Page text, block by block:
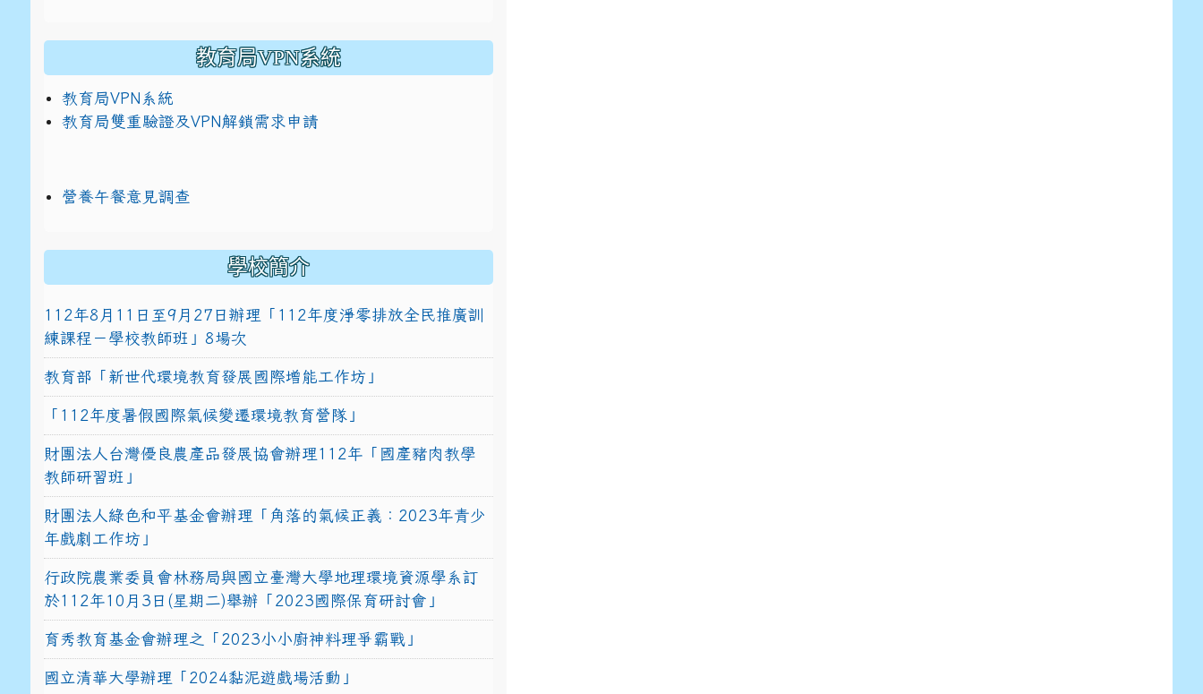
教育局VPN系統
教育局VPN系統
教育局雙重驗證及VPN解鎖需求申請
營養午餐意見調查
學校簡介
112年8月11日至9月27日辦理「112年度淨零排放全民推廣訓
練課程－學校教師班」8場次
教育部「新世代環境教育發展國際增能工作坊」
「112年度暑假國際氣候變遷環境教育營隊」
財團法人台灣優良農產品發展協會辦理112年「國產豬肉教學
教師研習班」
財團法人綠色和平基金會辦理「角落的氣候正義：2023年青少
年戲劇工作坊」
行政院農業委員會林務局與國立臺灣大學地理環境資源學系訂
於112年10月3日(星期二)舉辦「2023國際保育研討會」
育秀教育基金會辦理之「2023小小廚神料理爭霸戰」
國立清華大學辦理「2024黏泥遊戲場活動」